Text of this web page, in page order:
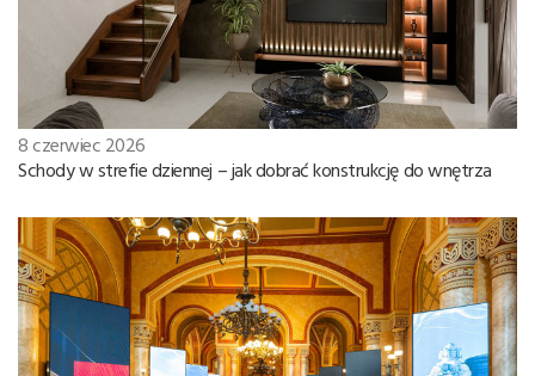
8 czerwiec 2026
Schody w strefie dziennej – jak dobrać konstrukcję do wnętrza